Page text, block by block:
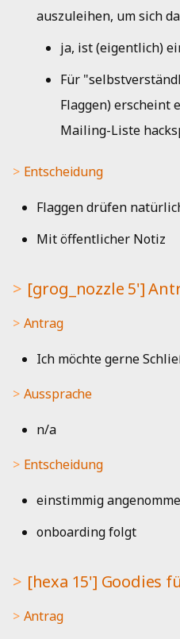
auszuleihen, um sich
ja, ist (eigentlich)
Für
Flaggen) erscheint
Mailing-Liste
Entscheidung
Flaggen drüfen
Mit öffentlicher Notiz
[grog_nozzle 5']
Antrag
Ich möchte gerne
Aussprache
n/a
Entscheidung
einstimmig
onboarding folgt
[hexa 15'] Goodies
Antrag